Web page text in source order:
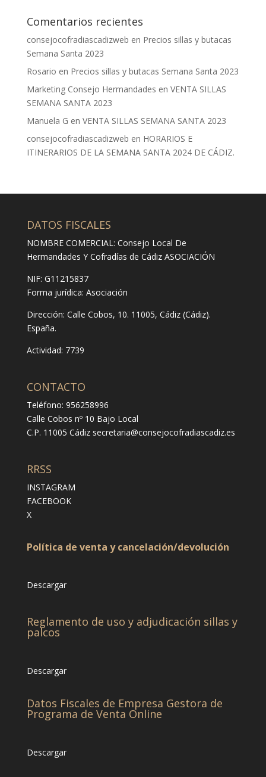
Comentarios recientes
consejocofradiascadizweb en Precios sillas y butacas
Semana Santa 2023
Rosario en Precios sillas y butacas Semana Santa 2023
Marketing Consejo Hermandades en VENTA SILLAS
SEMANA SANTA 2023
Manuela G en VENTA SILLAS SEMANA SANTA 2023
consejocofradiascadizweb en HORARIOS E
ITINERARIOS DE LA SEMANA SANTA 2024 DE CÁDIZ.
DATOS FISCALES
NOMBRE COMERCIAL: Consejo Local De
Hermandades Y Cofradías de Cádiz ASOCIACIÓN
NIF: G11215837
Forma jurídica: Asociación
Dirección: Calle Cobos, 10. 11005, Cádiz (Cádiz).
España.
Actividad: 7739
CONTACTO
Teléfono: 956258996
Calle Cobos nº 10 Bajo Local
C.P. 11005 Cádiz secretaria@consejocofradiascadiz.es
RRSS
INSTAGRAM
FACEBOOK
X
Política de venta y cancelación/devolución
Descargar
Reglamento de uso y adjudicación sillas y
palcos
Descargar
Datos Fiscales de Empresa Gestora de
Programa de Venta Online
Descargar